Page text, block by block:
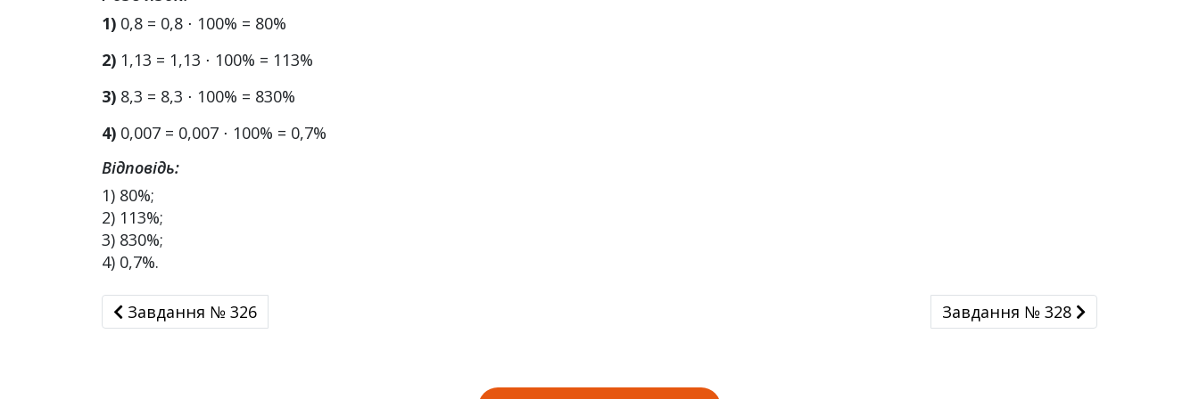
1) 0,8 = 0,8 ⋅ 100% = 80%
2) 1,13 = 1,13 ⋅ 100% = 113%
3) 8,3 = 8,3 ⋅ 100% = 830%
4) 0,007 = 0,007 ⋅ 100% = 0,7%
Відповідь:
1) 80%;
2) 113%;
3) 830%;
4) 0,7%.
Завдання № 326
Завдання № 326 Завдання № 328
Завдання № 328